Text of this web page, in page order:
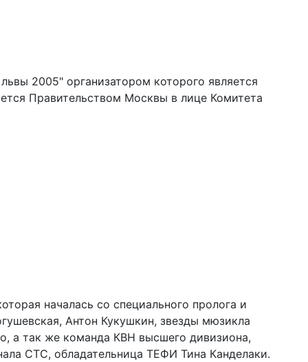
2005" организатором которого является
Правительством Москвы в лице Комитета
началась со специального пролога и
Антон Кукушкин, звезды мюзикла
а так же команда КВН высшего дивизиона,
СТС, обладательница ТЕФИ Тина Канделаки.